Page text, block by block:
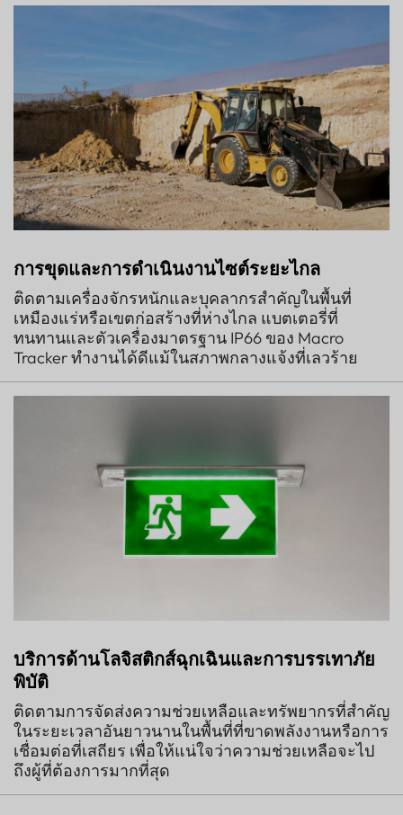
การขุดและการดำเนินงานไซต์ระยะไกล
ติดตามเครื่องจักรหนักและบุคลากรสำคัญในพื้นที่
เหมืองแร่หรือเขตก่อสร้างที่ห่างไกล แบตเตอรี่ที่
ทนทานและตัวเครื่องมาตรฐาน IP66 ของ Macro
Tracker ทำงานได้ดีแม้ในสภาพกลางแจ้งที่เลวร้าย
บริการด้านโลจิสติกส์ฉุกเฉินและการบรรเทาภัย
พิบัติ
ติดตามการจัดส่งความช่วยเหลือและทรัพยากรที่สำคัญ
ในระยะเวลาอันยาวนานในพื้นที่ที่ขาดพลังงานหรือการ
เชื่อมต่อที่เสถียร เพื่อให้แน่ใจว่าความช่วยเหลือจะไป
ถึงผู้ที่ต้องการมากที่สุด